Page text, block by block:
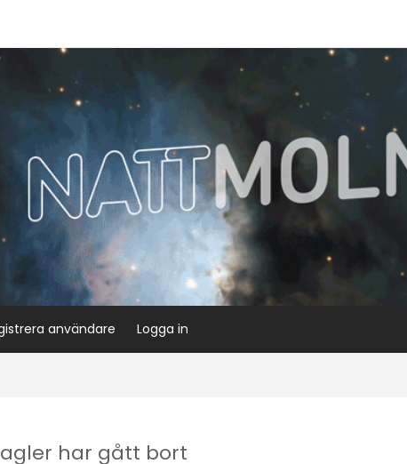
användare Logga in
har gått bort